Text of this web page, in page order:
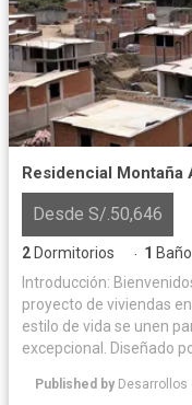
Residencial Montaña
Desde S/.50,646
2 Dormitorios · 1 Baño
Introducción:
proyecto de viviendas
estilo de vida se unen
excepcional. Diseñado
moderna,
Published by Desarrollos